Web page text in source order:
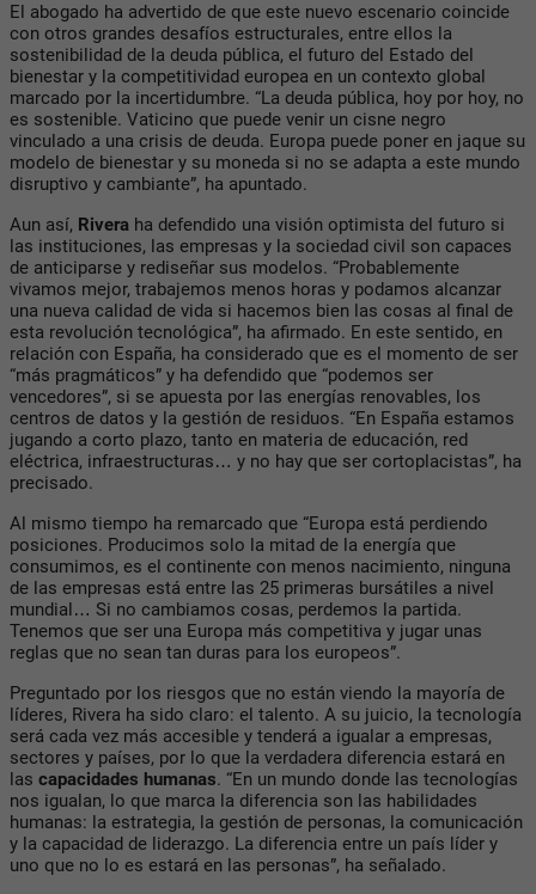
El abogado ha advertido de que este nuevo escenario coincide
con otros grandes desafíos estructurales, entre ellos la
sostenibilidad de la deuda pública, el futuro del Estado del
bienestar y la competitividad europea en un contexto global
marcado por la incertidumbre. “La deuda pública, hoy por hoy, no
es sostenible. Vaticino que puede venir un cisne negro
vinculado a una crisis de deuda. Europa puede poner en jaque su
modelo de bienestar y su moneda si no se adapta a este mundo
disruptivo y cambiante”, ha apuntado.
Aun así, Rivera ha defendido una visión optimista del futuro si
las instituciones, las empresas y la sociedad civil son capaces
de anticiparse y rediseñar sus modelos. “Probablemente
vivamos mejor, trabajemos menos horas y podamos alcanzar
una nueva calidad de vida si hacemos bien las cosas al final de
esta revolución tecnológica”, ha afirmado. En este sentido, en
relación con España, ha considerado que es el momento de ser
“más pragmáticos” y ha defendido que “podemos ser
vencedores”, si se apuesta por las energías renovables, los
centros de datos y la gestión de residuos. “En España estamos
jugando a corto plazo, tanto en materia de educación, red
eléctrica, infraestructuras… y no hay que ser cortoplacistas”, ha
precisado.
Al mismo tiempo ha remarcado que “Europa está perdiendo
posiciones. Producimos solo la mitad de la energía que
consumimos, es el continente con menos nacimiento, ninguna
de las empresas está entre las 25 primeras bursátiles a nivel
mundial… Si no cambiamos cosas, perdemos la partida.
Tenemos que ser una Europa más competitiva y jugar unas
reglas que no sean tan duras para los europeos”.
Preguntado por los riesgos que no están viendo la mayoría de
líderes, Rivera ha sido claro: el talento. A su juicio, la tecnología
será cada vez más accesible y tenderá a igualar a empresas,
sectores y países, por lo que la verdadera diferencia estará en
las capacidades humanas. “En un mundo donde las tecnologías
nos igualan, lo que marca la diferencia son las habilidades
humanas: la estrategia, la gestión de personas, la comunicación
y la capacidad de liderazgo. La diferencia entre un país líder y
uno que no lo es estará en las personas”, ha señalado.